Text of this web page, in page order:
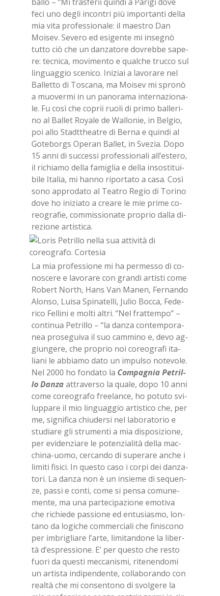
feci uno de­gli in­con­tri più im­por­tan­ti del­la
mia vita pro­fes­sio­na­le: il mae­stro Dan
Moi­sev. Se­ve­ro ed esi­gen­te mi in­se­gnò
tut­to ciò che un dan­za­to­re do­vreb­be sa­pe­
re: tec­ni­ca, mo­vi­men­to e qual­che truc­co sul
lin­guag­gio sce­ni­co. Ini­ziai a la­vo­ra­re nel
Bal­let­to di To­sca­na, ma Moi­sev mi spro­nò
a muo­ver­mi in un pa­no­ra­ma in­ter­na­zio­na­
le. Fu così che co­prii ruo­li di pri­mo bal­le­ri­
no al Bal­let Roya­le de Wal­lo­nie, in Bel­gio,
poi allo Stadt­thea­tre di Ber­na e quin­di al
Go­te­borgs Ope­ran Bal­let, in Sve­zia. Dopo
15 anni di suc­ces­si pro­fes­sio­na­li al­l’e­ste­ro,
il ri­chia­mo del­la fa­mi­glia e del­la in­so­sti­tui­
bi­le Ita­lia, mi han­no ri­por­ta­to a casa. Così
sono ap­pro­da­to al Tea­tro Re­gio di To­ri­no
dove ho ini­zia­to a crea­re le mie pri­me co­
reo­gra­fie, com­mis­sio­na­te pro­prio dal­la di­
re­zio­ne ar­ti­sti­ca.
La mia pro­fes­sio­ne mi ha per­mes­so di co­
no­sce­re e la­vo­ra­re con gran­di ar­ti­sti come
Ro­bert Nor­th, Hans Van Ma­nen, Fer­nan­do
Alon­so, Lui­sa Spi­na­tel­li, Ju­lio Boc­ca, Fe­de­
ri­co Fel­li­ni e mol­ti al­tri. “Nel frat­tem­po” –
con­ti­nua Pe­tril­lo – “la dan­za con­tem­po­ra­
nea pro­se­gui­va il suo cam­mi­no e, devo ag­
giun­ge­re, che pro­prio noi co­reo­gra­fi ita­
lia­ni le ab­bia­mo dato un im­pul­so no­te­vo­le.
Nel 2000 ho fon­da­to la Com­pa­gnia Pe­tril­
lo Dan­za at­tra­ver­so la qua­le, dopo 10 anni
come co­reo­gra­fo free­lan­ce, ho po­tu­to svi­
lup­pa­re il mio lin­guag­gio ar­ti­sti­co che, per
me, si­gni­fi­ca chiu­der­si nel la­bo­ra­to­rio e
stu­dia­re gli stru­men­ti a mia di­spo­si­zio­ne,
per evi­den­zia­re le po­ten­zia­li­tà del­la mac­
chi­na-uomo, cer­can­do di su­pe­ra­re an­che i
li­mi­ti fi­si­ci. In que­sto caso i cor­pi dei dan­za­
to­ri. La dan­za non è un in­sie­me di se­quen­
ze, pas­si e con­ti, come si pen­sa co­mu­ne­
men­te, ma una par­te­ci­pa­zio­ne emo­ti­va
che ri­chie­de pas­sio­ne ed en­tu­sia­smo, lon­
ta­no da lo­gi­che com­mer­cia­li che fi­ni­sco­no
per im­bri­glia­re l’ar­te, li­mi­tan­do­ne la li­ber­
tà d’e­spres­sio­ne. E’ per que­sto che re­sto
fuo­ri da que­sti mec­ca­ni­smi, ri­te­nen­do­mi
un ar­ti­sta in­di­pen­den­te, col­la­bo­ran­do con
real­tà che mi con­sen­to­no di svol­ge­re la